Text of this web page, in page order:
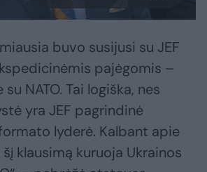
buvo susijusi su JEF
pajėgomis –
NATO. Tai logiška, nes
yra JEF pagrindinė
lyderė. Kalbant apie
šį klausimą kuruoja Ukrainos